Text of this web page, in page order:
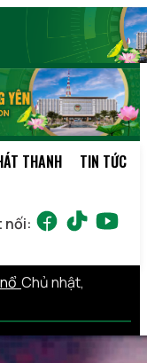
THANH TIN TỨC
nối:
Chủ nhật,